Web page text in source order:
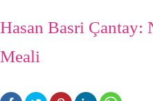
Hasan Basri Çantay:
Meali